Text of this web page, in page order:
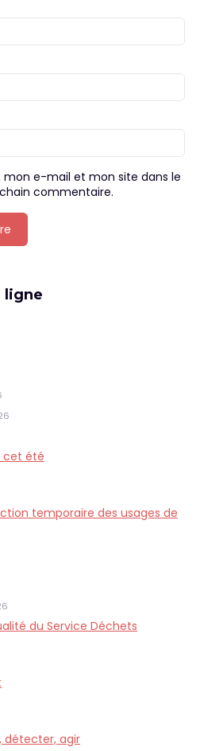
mon e-mail et mon site dans le
commentaire.
ligne
cet été
temporaire des usages de
du Service Déchets
détecter, agir